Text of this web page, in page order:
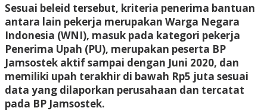
Sesuai beleid tersebut, kriteria penerima bantuan
antara lain pekerja merupakan Warga Negara
Indonesia (WNI), masuk pada kategori pekerja
Penerima Upah (PU), merupakan peserta BP
Jamsostek aktif sampai dengan Juni 2020, dan
memiliki upah terakhir di bawah Rp5 juta sesuai
data yang dilaporkan perusahaan dan tercatat
pada BP Jamsostek.